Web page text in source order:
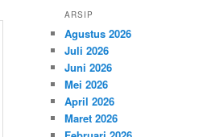
ARSIP
Agustus 2026
Juli 2026
Juni 2026
Mei 2026
April 2026
Maret 2026